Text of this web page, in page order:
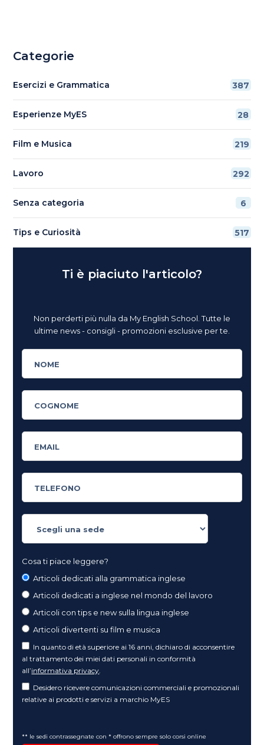
Categorie
Esercizi e Grammatica 387
Esperienze MyES 28
Film e Musica 219
Lavoro 292
Senza categoria 6
Tips e Curiosità 517
Ti è piaciuto l'articolo?
Non perderti più nulla da My English School. Tutte le
ultime news - consigli - promozioni esclusive per te.
Cosa ti piace leggere?
Articoli dedicati alla grammatica inglese
Articoli dedicati a inglese nel mondo del lavoro
Articoli con tips e new sulla lingua inglese
Articoli divertenti su film e musica
In quanto di età superiore ai 16 anni, dichiaro di acconsentire
al trattamento dei miei dati personali in conformità
all’informativa privacy
Desidero ricevere comunicazioni commerciali e promozionali
relative ai prodotti e servizi a marchio MyES
** le sedi contrassegnate con * offrono sempre solo corsi online